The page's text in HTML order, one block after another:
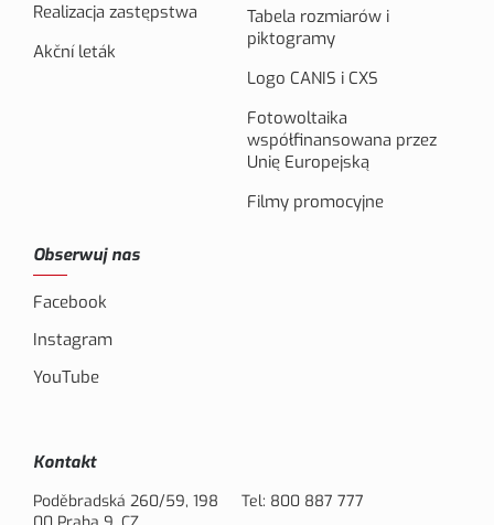
Realizacja zastępstwa
Akční leták
Tabela rozmiarów i
piktogramy
Logo CANIS i CXS
Fotowoltaika
współfinansowana przez
Unię Europejską
Filmy promocyjne
Obserwuj nas
Facebook
Instagram
YouTube
Kontakt
Poděbradská 260/59, 198
Tel: 800 887 777